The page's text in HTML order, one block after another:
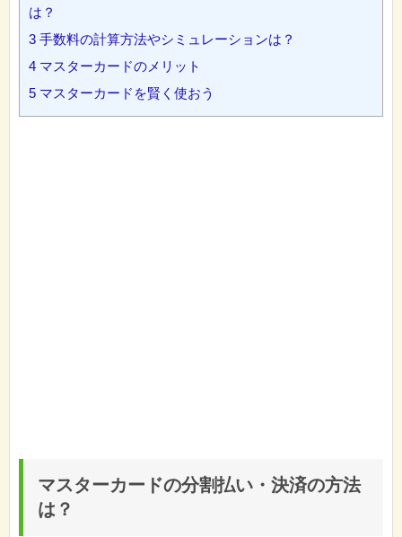
は？
3 手数料の計算方法やシミュレーションは？
4 マスターカードのメリット
5 マスターカードを賢く使おう
マスターカードの分割払い・決済の方法
は？